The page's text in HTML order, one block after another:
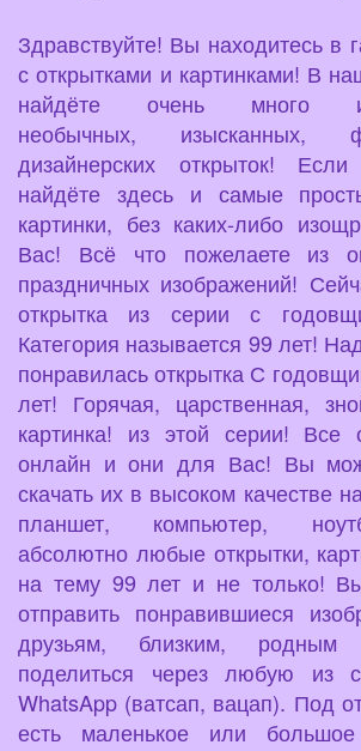
Здравствуйте! Вы находитесь в
с открытками и картинками! В
найдёте очень много
необычных, изысканных,
дизайнерских открыток!
найдёте здесь и самые
картинки, без каких-либо
Вас! Всё что пожелаете из
праздничных изображений!
открытка из серии с
Категория называется 99 лет!
понравилась открытка С
лет! Горячая, царственная,
картинка! из этой серии! Все
онлайн и они для Вас! Вы
скачать их в высоком качестве
планшет, компьютер,
абсолютно любые открытки,
на тему 99 лет и не только!
отправить понравившиеся
друзьям, близким, родным
поделиться через любую из
WhatsApp (ватсап, вацап). Под
есть маленькое или